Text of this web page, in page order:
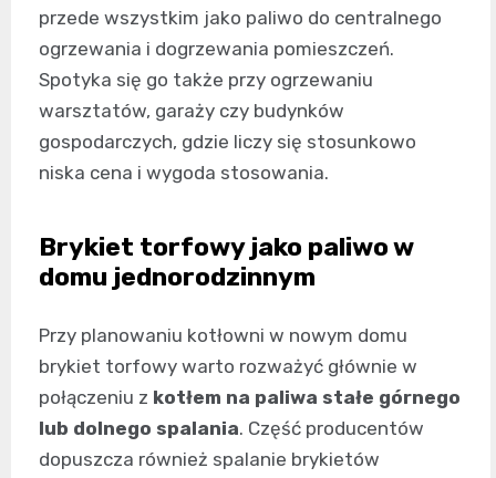
przede wszystkim jako paliwo do centralnego
ogrzewania i dogrzewania pomieszczeń.
Spotyka się go także przy ogrzewaniu
warsztatów, garaży czy budynków
gospodarczych, gdzie liczy się stosunkowo
niska cena i wygoda stosowania.
Brykiet torfowy jako paliwo w
domu jednorodzinnym
Przy planowaniu kotłowni w nowym domu
brykiet torfowy warto rozważyć głównie w
połączeniu z kotłem na paliwa stałe górnego
lub dolnego spalania. Część producentów
dopuszcza również spalanie brykietów